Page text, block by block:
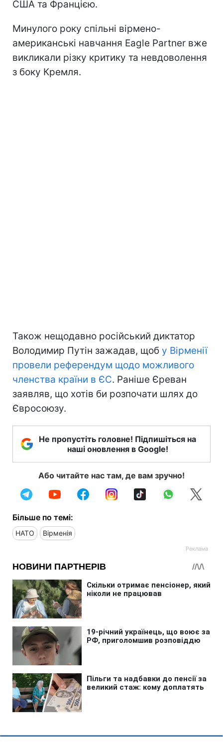
США та Францією.
Минулого року спільні вірмено-
американські навчання Eagle Partner вже
викликали різку критику та невдоволення
з боку Кремля.
Також нещодавно російський диктатор
Володимир Путін зажадав, щоб у Вірменії
провели референдум щодо можливого
членства країни в ЄС. Раніше Єреван
заявляв, що хотів би розпочати шлях до
Євросоюзу.
Не пропустіть головне! Підпишіться на
наші оновлення в Google!
Або читайте нас там, де вам зручно!
Більше по темі:
НАТО Вірменія